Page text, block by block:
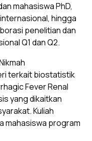
mahasiswa PhD,
hingga
penelitian dan
Q1 dan Q2.
terkait biostatistik
Fever Renal
yang dikaitkan
Kuliah
mahasiswa program